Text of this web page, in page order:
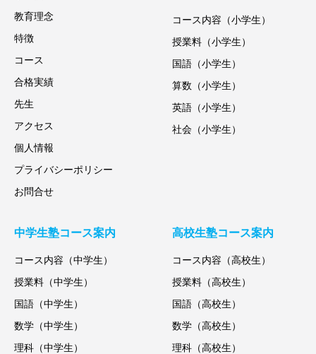
教育理念
特徴
コース
合格実績
先生
アクセス
個人情報
プライバシーポリシー
お問合せ
コース内容（小学生）
授業料（小学生）
国語（小学生）
算数（小学生）
英語（小学生）
社会（小学生）
中学生塾コース案内
コース内容（中学生）
授業料（中学生）
国語（中学生）
数学（中学生）
理科（中学生）
高校生塾コース案内
コース内容（高校生）
授業料（高校生）
国語（高校生）
数学（高校生）
理科（高校生）